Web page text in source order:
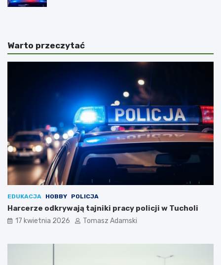
Warto przeczytać
EDUKACJA HOBBY POLICJA
Harcerze odkrywają tajniki pracy policji w Tucholi
17 kwietnia 2026 Tomasz Adamski